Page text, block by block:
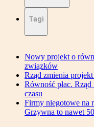
Tagi
Nowy projekt o
związków
Rząd zmienia
Równość płac.
czasu
Firmy niegotowe na
Grzywna to nawet